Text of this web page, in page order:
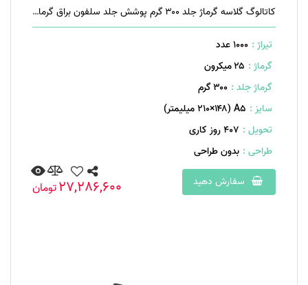
کاتالوگ گلاسه گرماژ جلد ۳۰۰ گرم پوشش جلد سلفون براق گرماژ داخل ۱۷۰ گرم ۱۶ صفحه منگنه تخت
تیراژ : 1000 عدد
گرماژ : ۲۵ میکرون
گرماژ جلد : ۳۰۰ گرم
سایز : A۵ (۲۱۰×۱۴۸ میلیمتر)
تحویل : 407 روز کاری
طراحی : بدون طراحی
سفارش دهید
27,286,600تومان